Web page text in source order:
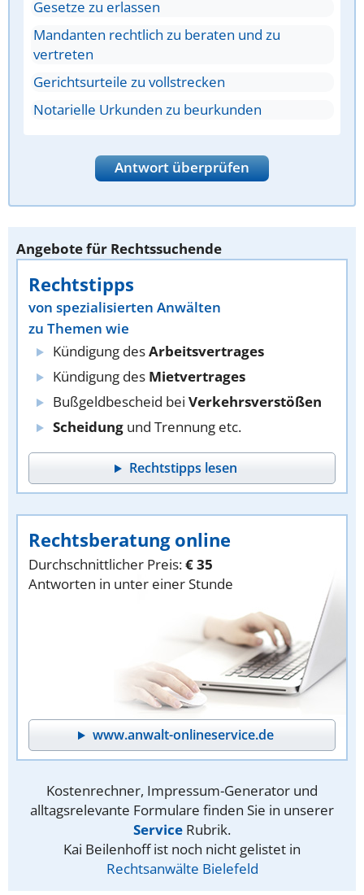
Gesetze zu erlassen
Mandanten rechtlich zu beraten und zu
vertreten
Gerichtsurteile zu vollstrecken
Notarielle Urkunden zu beurkunden
Antwort überprüfen
Angebote für Rechtssuchende
Rechtstipps
von spezialisierten Anwälten
zu Themen wie
Kündigung desArbeitsvertrages
Kündigung des Mietvertrages
Bußgeldbescheid bei Verkehrsverstößen
Scheidung und Trennung etc.
Rechtstipps lesen
Rechtsberatung online
Durchschnittlicher Preis:€ 35
Antworten in unter einer Stunde
www.anwalt-onlineservice.de
Kostenrechner, Impressum-Generator und
alltagsrelevante Formulare finden Sie in unserer
Service Rubrik.
Kai Beilenhoff ist noch nicht gelistet in
Rechtsanwälte Bielefeld